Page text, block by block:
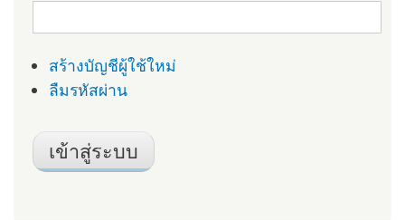
สร้างบัญชีผู้ใช้ใหม่
ลืมรหัสผ่าน